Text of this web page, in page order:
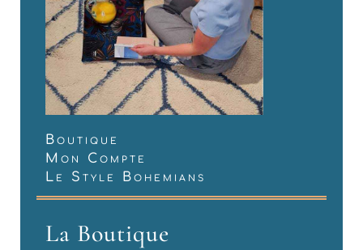
Boutique
Mon Compte
Le Style Bohemians
La Boutique